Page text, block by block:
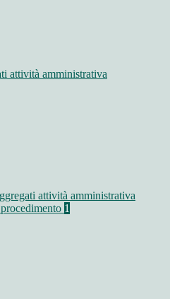
attività amministrativa
attività amministrativa
1